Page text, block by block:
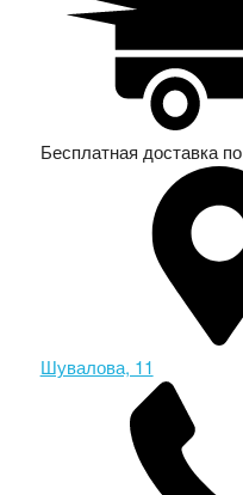
Бесплатная доставка по
Шувалова, 11